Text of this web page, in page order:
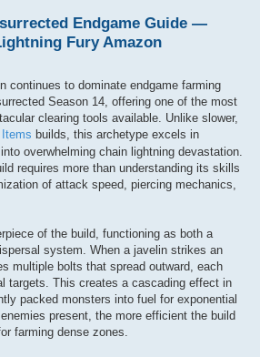
Endgame Guide —
Fury Amazon
continues to dominate endgame farming
Season 14, offering one of the most
clearing tools available. Unlike slower,
Items builds, this archetype excels in
overwhelming chain lightning devastation.
requires more than understanding its skills
of attack speed, piercing mechanics,
of the build, functioning as both a
system. When a javelin strikes an
multiple bolts that spread outward, each
targets. This creates a cascading effect in
packed monsters into fuel for exponential
present, the more efficient the build
farming dense zones.